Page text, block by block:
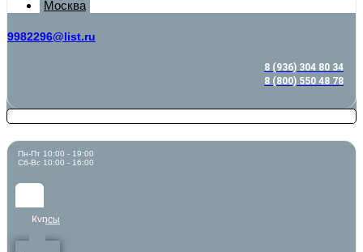
Москва
9982296@list.ru
8 (936) 304 80 34
8 (800) 550 48 78
Пн-Пт 10:00 - 19:00
Сб-Вс 10:00 - 16:00
Курсы